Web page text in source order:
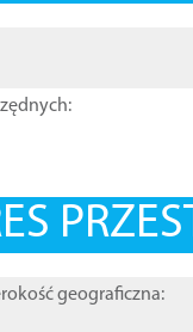
geograficzna: